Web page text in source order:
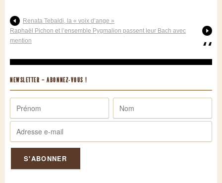
Renata Tebaldi, la « voix d’ange »
Raphaël Pichon et l’ensemble Pygmalion passent leur Bach avec
mention
NEWSLETTER – ABONNEZ-VOUS !